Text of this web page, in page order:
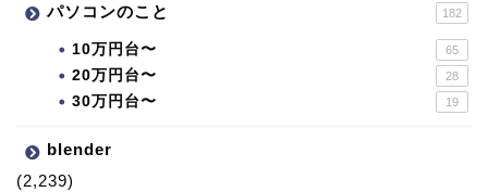
パソコンのこと 182
10万円台〜 65
20万円台〜 28
30万円台〜 19
blender
(2,239)